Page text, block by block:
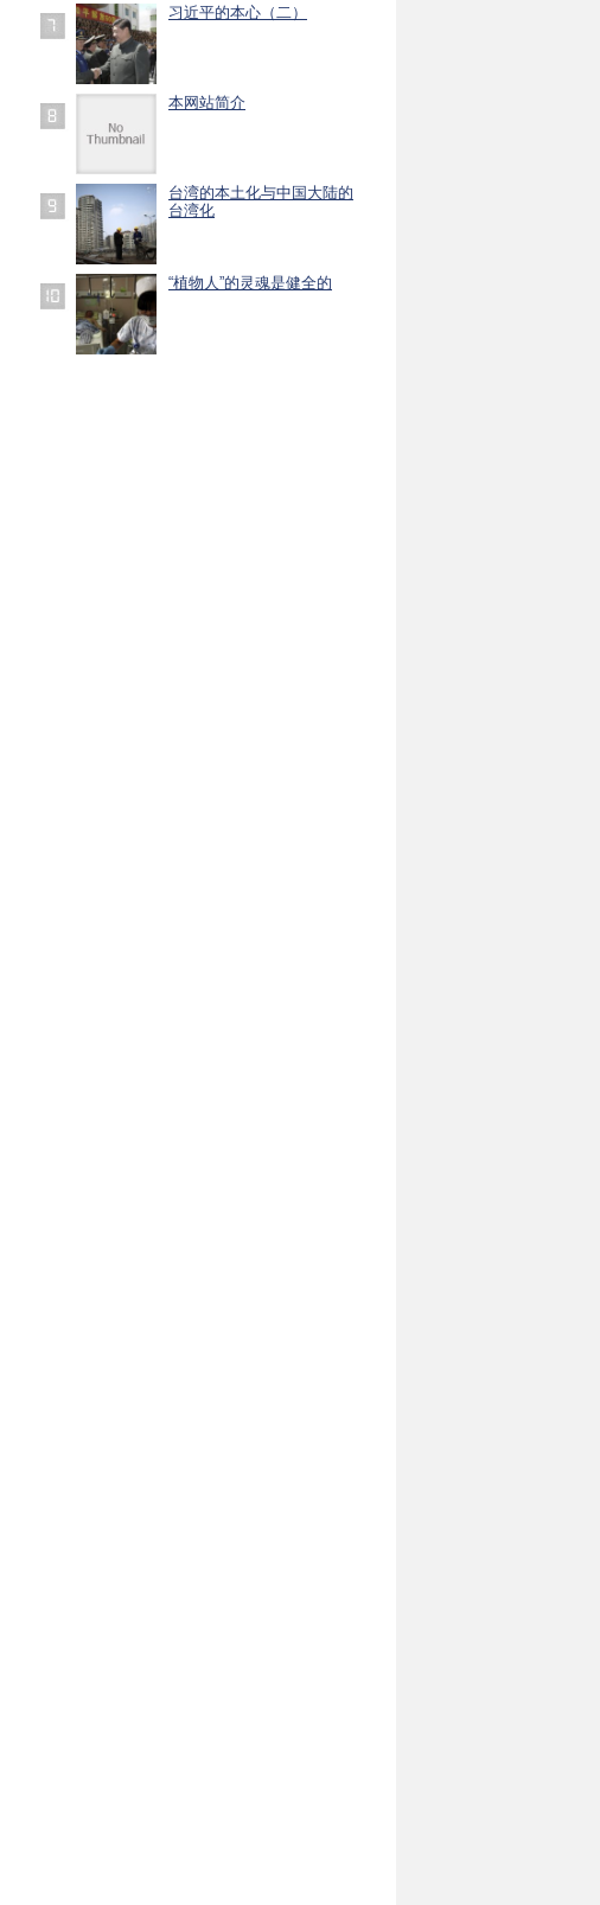
习近平的本心（二）
本网站简介
台湾的本土化与中国大陆的
台湾化
“植物人”的灵魂是健全的